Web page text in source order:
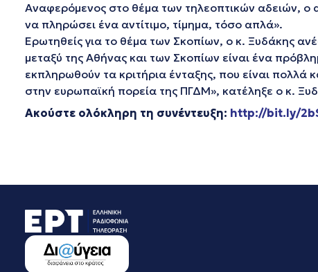
Αναφερόμενος στο θέμα των τηλεοπτικών αδειών, ο
να πληρώσει ένα αντίτιμο, τίμημα, τόσο απλά».
Ερωτηθείς για το θέμα των Σκοπίων, ο κ. Ξυδάκης
μεταξύ της Αθήνας και των Σκοπίων είναι ένα
εκπληρωθούν τα κριτήρια ένταξης, που είναι πολλά
στην ευρωπαϊκή πορεία της ΠΓΔΜ», κατέληξε ο κ.
Ακούστε ολόκληρη τη συνέντευξη: http://bit.ly/